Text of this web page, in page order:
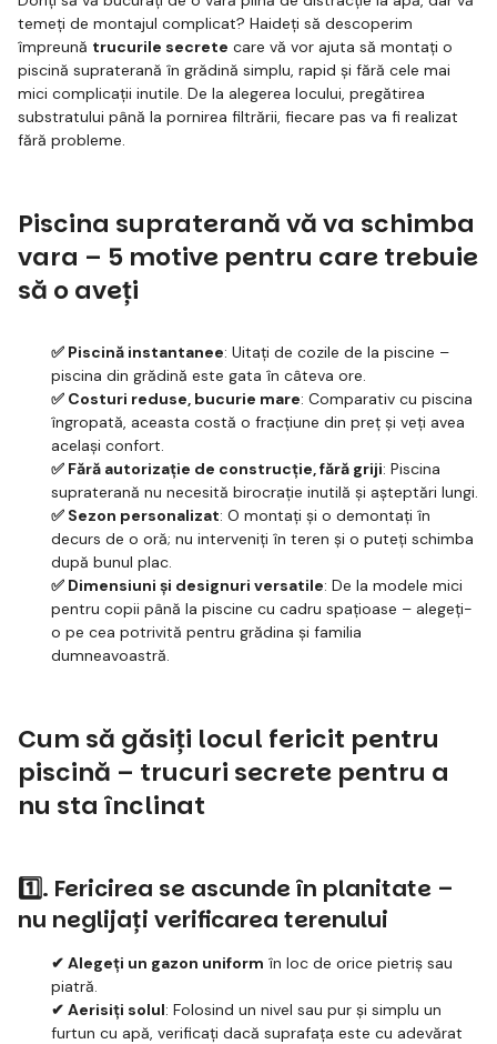
temeți de montajul complicat? Haideți să descoperim
împreună trucurile secrete care vă vor ajuta să montați o
piscină supraterană în grădină simplu, rapid și fără cele mai
mici complicații inutile. De la alegerea locului, pregătirea
substratului până la pornirea filtrării, fiecare pas va fi realizat
fără probleme.
Piscina supraterană vă va schimba
vara – 5 motive pentru care trebuie
să o aveți
✅ Piscină instantanee: Uitați de cozile de la piscine –
piscina din grădină este gata în câteva ore.
✅ Costuri reduse, bucurie mare: Comparativ cu piscina
îngropată, aceasta costă o fracțiune din preț și veți avea
același confort.
✅ Fără autorizație de construcție, fără griji: Piscina
supraterană nu necesită birocrație inutilă și așteptări lungi.
✅ Sezon personalizat: O montați și o demontați în
decurs de o oră; nu interveniți în teren și o puteți schimba
după bunul plac.
✅ Dimensiuni și designuri versatile: De la modele mici
pentru copii până la piscine cu cadru spațioase – alegeți-
o pe cea potrivită pentru grădina și familia
dumneavoastră.
Cum să găsiți locul fericit pentru
piscină – trucuri secrete pentru a
nu sta înclinat
1️⃣. Fericirea se ascunde în planitate –
nu neglijați verificarea terenului
✔ Alegeți un gazon uniform în loc de orice pietriș sau
piatră.
✔ Aerisiți solul: Folosind un nivel sau pur și simplu un
furtun cu apă, verificați dacă suprafața este cu adevărat